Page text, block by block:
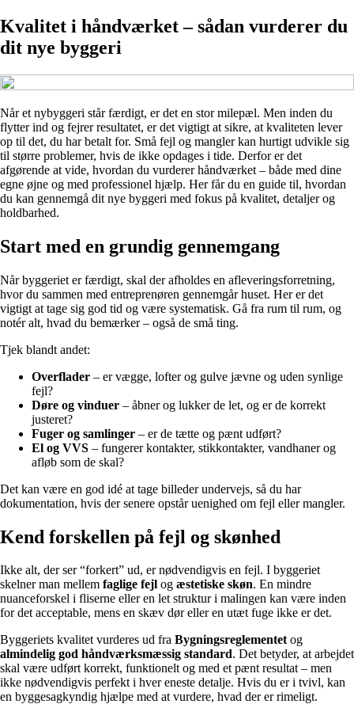
Kvalitet i håndværket – sådan vurderer du
dit nye byggeri
Når et nybyggeri står færdigt, er det en stor milepæl. Men inden du
flytter ind og fejrer resultatet, er det vigtigt at sikre, at kvaliteten lever
op til det, du har betalt for. Små fejl og mangler kan hurtigt udvikle sig
til større problemer, hvis de ikke opdages i tide. Derfor er det
afgørende at vide, hvordan du vurderer håndværket – både med dine
egne øjne og med professionel hjælp. Her får du en guide til, hvordan
du kan gennemgå dit nye byggeri med fokus på kvalitet, detaljer og
holdbarhed.
Start med en grundig gennemgang
Når byggeriet er færdigt, skal der afholdes en afleveringsforretning,
hvor du sammen med entreprenøren gennemgår huset. Her er det
vigtigt at tage sig god tid og være systematisk. Gå fra rum til rum, og
notér alt, hvad du bemærker – også de små ting.
Tjek blandt andet:
Overflader – er vægge, lofter og gulve jævne og uden synlige
fejl?
Døre og vinduer – åbner og lukker de let, og er de korrekt
justeret?
Fuger og samlinger – er de tætte og pænt udført?
El og VVS – fungerer kontakter, stikkontakter, vandhaner og
afløb som de skal?
Det kan være en god idé at tage billeder undervejs, så du har
dokumentation, hvis der senere opstår uenighed om fejl eller mangler.
Kend forskellen på fejl og skønhed
Ikke alt, der ser “forkert” ud, er nødvendigvis en fejl. I byggeriet
skelner man mellem faglige fejl og æstetiske skøn. En mindre
nuanceforskel i fliserne eller en let struktur i malingen kan være inden
for det acceptable, mens en skæv dør eller en utæt fuge ikke er det.
Byggeriets kvalitet vurderes ud fra Bygningsreglementetog
almindelig god håndværksmæssig standard. Det betyder, at arbejdet
skal være udført korrekt, funktionelt og med et pænt resultat – men
ikke nødvendigvis perfekt i hver eneste detalje. Hvis du er i tvivl, kan
en byggesagkyndig hjælpe med at vurdere, hvad der er rimeligt.